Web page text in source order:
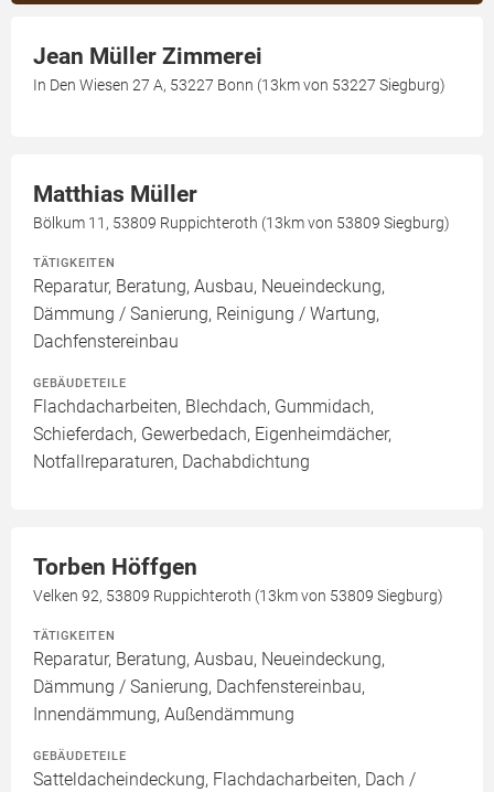
Jean Müller Zimmerei
In Den Wiesen 27 A, 53227 Bonn (13km von 53227 Siegburg)
Matthias Müller
Bölkum 11, 53809 Ruppichteroth (13km von 53809 Siegburg)
TÄTIGKEITEN
Reparatur, Beratung, Ausbau, Neueindeckung,
Dämmung / Sanierung, Reinigung / Wartung,
Dachfenstereinbau
GEBÄUDETEILE
Flachdacharbeiten, Blechdach, Gummidach,
Schieferdach, Gewerbedach, Eigenheimdächer,
Notfallreparaturen, Dachabdichtung
Torben Höffgen
Velken 92, 53809 Ruppichteroth (13km von 53809 Siegburg)
TÄTIGKEITEN
Reparatur, Beratung, Ausbau, Neueindeckung,
Dämmung / Sanierung, Dachfenstereinbau,
Innendämmung, Außendämmung
GEBÄUDETEILE
Satteldacheindeckung, Flachdacharbeiten, Dach /